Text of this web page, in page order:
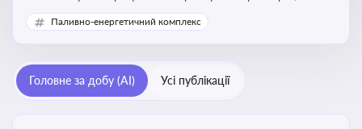
включаючи її виробництво, постачання та фінансові
стимули для відновлюваної енергетики
Паливно-енергетичний комплекс
Головне за добу (AI) Усі публікації